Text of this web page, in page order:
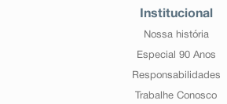
Institucional
Nossa história
Especial 90 Anos
Responsabilidades
Trabalhe Conosco